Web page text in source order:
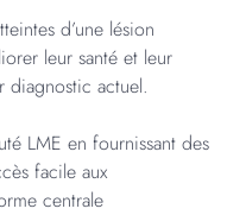
d’une lésion
leur santé et leur
diagnostic actuel.
LME en fournissant des
facile aux
centrale